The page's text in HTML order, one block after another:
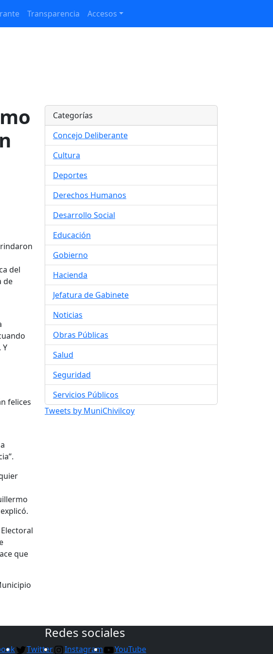
Transparencia Accesos
del
de
Y
felices
que
Categorías
Concejo Deliberante
Cultura
Deportes
Derechos Humanos
Desarrollo Social
Educación
Gobierno
Hacienda
Jefatura de Gabinete
Noticias
Obras Públicas
Salud
Seguridad
Servicios Públicos
Tweets by MuniChivilcoy
Redes sociales
Twitter Instagram YouTube